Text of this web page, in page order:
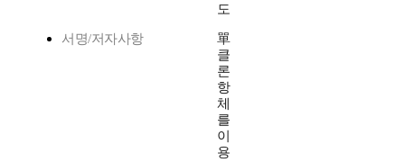
도
서명/저자사항
單
클
론
항
체
를
이
용